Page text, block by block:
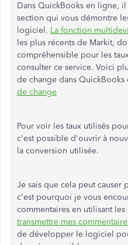
Dans QuickBooks en ligne,
section qui vous démontre
logiciel. La fonction
les plus récents de Markit,
compréhensible pour les
consulter ce service. Voici
de change dans QuickBooks
de change
Pour voir les taux utilisés
c'est possible d'ouvrir à
la conversion utilisée.
Je sais que cela peut causer
c'est pourquoi je vous
commentaires en utilisant les
transmettre mes
de développer le logiciel